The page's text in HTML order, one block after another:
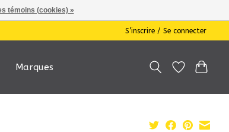
S’inscrire / Se connecter
Marques
témoins (cookies) »